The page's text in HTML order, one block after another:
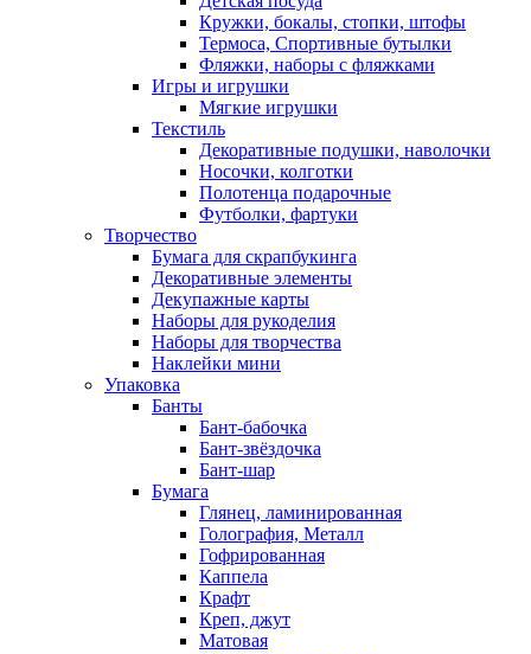
Кружки, бокалы, стопки, штофы
Термоса, Спортивные бутылки
Фляжки, наборы с фляжками
Игры и игрушки
Мягкие игрушки
Текстиль
Декоративные подушки, наволочки
Носочки, колготки
Полотенца подарочные
Футболки, фартуки
Творчество
Бумага для скрапбукинга
Декоративные элементы
Декупажные карты
Наборы для рукоделия
Наборы для творчества
Наклейки мини
Упаковка
Банты
Бант-бабочка
Бант-звёздочка
Бант-шар
Бумага
Глянец, ламинированная
Голография, Металл
Гофрированная
Каппела
Крафт
Креп, джут
Матовая